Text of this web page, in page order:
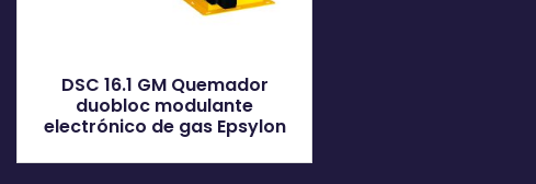
DSC 16.1 GM Quemador
duobloc modulante
electrónico de gas Epsylon